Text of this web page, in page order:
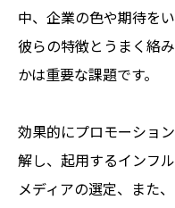
中、企業の色や期待を
彼らの特徴とうまく絡
かは重要な課題です。
効果的にプロモーショ
解し、起用するインフ
メディアの選定、また